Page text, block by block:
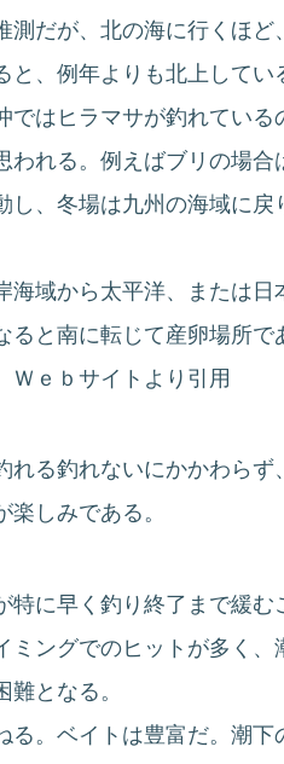
だが、北の海に行くほど
、例年よりも北上してい
はヒラマサが釣れている
れる。例えばブリの場合
、冬場は九州の海域に戻
域から太平洋、または日
と南に転じて産卵場所で
ｅｂサイトより引用
る釣れないにかかわらず
しみである。
に早く釣り終了まで緩む
ングでのヒットが多く、
となる。
。ベイトは豊富だ。潮下